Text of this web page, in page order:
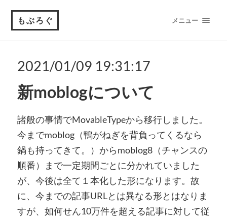
もぶろぐ メニュー
2021/01/09 19:31:17
新moblogについて
諸般の事情でMovableTypeから移行しました。
今までmoblog（鴨がねぎを背負ってくるなら
鍋も持ってきて。）からmoblog8（チャンスの
順番）まで一定期間ごとに分かれていました
が、今後は全て１本化した形になります。故
に、今までの記事URLとは異なる形とはなりま
すが、如何せん10万件を超える記事に対して従